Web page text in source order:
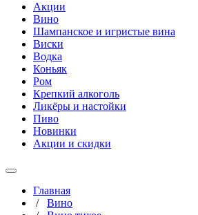
Акции
Вино
Шампанское и игристые вина
Виски
Водка
Коньяк
Ром
Крепкий алкоголь
Ликёры и настойки
Пиво
Новинки
Акции и скидки
Главная
/ Вино